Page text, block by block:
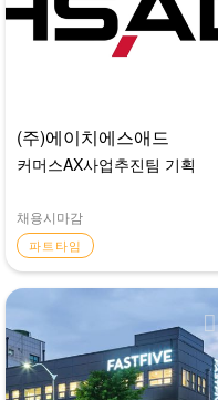
(주)에이치에스애드
커머스AX사업추진팀 기획
채용시마감
파트타임